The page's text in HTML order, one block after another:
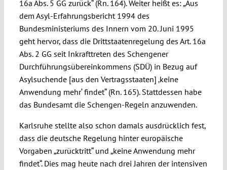
16a Abs. 5 GG zurück“ (Rn. 164). Weiter heißt es: „Aus
dem Asyl-Erfahrungsbericht 1994 des
Bundesministeriums des Innern vom 20. Juni 1995
geht hervor, dass die Drittstaatenregelung des Art. 16a
Abs. 2 GG seit Inkrafttreten des Schengener
Durchführungsübereinkommens (SDÜ) in Bezug auf
Asylsuchende [aus den Vertragsstaaten] ‚keine
Anwendung mehr‘ findet“ (Rn. 165). Stattdessen habe
das Bundesamt die Schengen-Regeln anzuwenden.
Karlsruhe stellte also schon damals ausdrücklich fest,
dass die deutsche Regelung hinter europäische
Vorgaben „zurücktritt“ und „keine Anwendung mehr
findet“. Dies mag heute nach drei Jahren der intensiven